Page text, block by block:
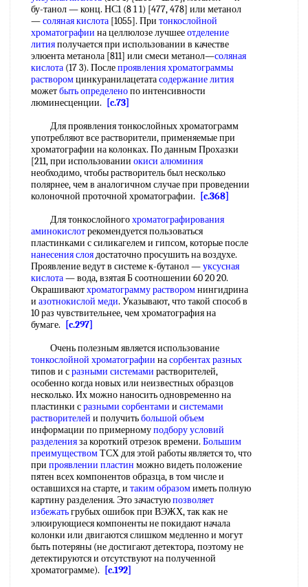
бу-танол — конц. НС1 (8 1 1) [477, 478] или метанол
—соляная кислота [1055]. При тонкослойной
хроматографии на целлюлозе лучшееотделение
литияполучается при использовании в качестве
элюента метанола [811] или смеси метанол—соляная
кислота (17 3). Послепроявления хроматограммы
растворомцинкуранилацетатасодержание лития
можетбыть определенопо интенсивности
люминесценции.
[c.73]
Для проявления тонкослойных хроматограмм
употребляют все растворители, применяемые при
хроматографии на колонках. По данным Прохазки
[211, при использовании окиси алюминия
необходимо, чтобы растворитель был несколько
полярнее, чем в аналогичном случае при проведении
колоночной проточной хроматографии.
[c.368]
Для тонкослойногохроматографирования
аминокислотрекомендуется пользоваться
пластинками с силикагелем и гипсом, которые после
нанесения слоядостаточно просушить на воздухе.
Проявление ведут в системе к-бутанол —уксусная
кислота— вода, взятая Б соотношении 60 20 20.
Окрашиваютхроматограмму растворомнингидрина
и азотнокислой меди. Указывают, что такой способ в
10 раз чувствительнее, чем хроматография на
бумаге.
[c.297]
Очень полезным является использование
тонкослойной хроматографии насорбентах разных
типов и сразными системами растворителей,
особенно когда новых или неизвестных образцов
несколько. Их можно наносить одновременно на
пластинки сразными сорбентами и системами
растворителей и получитьбольшой объем
информации по примерномуподбору условий
разделенияза короткий отрезок времени. Большим
преимуществомТСХ для этой работы является то, что
при проявлении пластин можно видеть положение
пятен всех компонентов образца, в том числе и
оставшихся на старте, и таким образомиметь полную
картину разделения. Это зачастуюпозволяет
избежатьгрубых ошибок при ВЭЖХ, так как не
элюирующиеся компоненты не покидают начала
колонки или двигаются слишком медленно и могут
быть потеряны (не достигают детектора, поэтому не
детектируются и отсутствуют на полученной
хроматограмме).
[c.192]